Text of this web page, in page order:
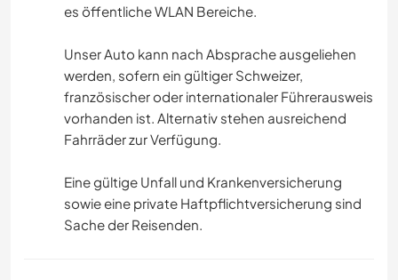
es öffentliche WLAN Bereiche.
Unser Auto kann nach Absprache ausgeliehen
werden, sofern ein gültiger Schweizer,
französischer oder internationaler Führerausweis
vorhanden ist. Alternativ stehen ausreichend
Fahrräder zur Verfügung.
Eine gültige Unfall und Krankenversicherung
sowie eine private Haftpflichtversicherung sind
Sache der Reisenden.